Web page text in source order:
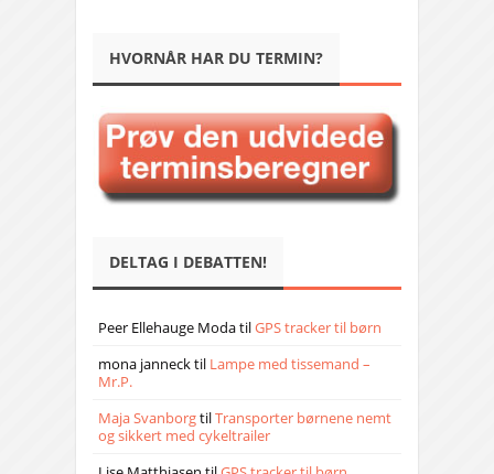
HVORNÅR HAR DU TERMIN?
DELTAG I DEBATTEN!
Peer Ellehauge ModatilGPS tracker til børn
mona jannecktil Lampe med tissemand –
Mr.P.
Maja SvanborgtilTransporter børnene nemt
og sikkert med cykeltrailer